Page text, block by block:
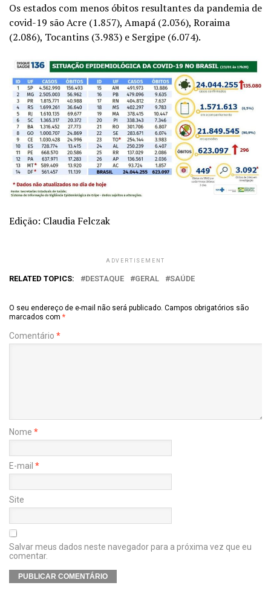
Os estados com menos óbitos resultantes da pandemia de
covid-19 são Acre (1.857), Amapá (2.036), Roraima
(2.086), Tocantins (3.983) e Sergipe (6.074).
Edição: Claudia Felczak
ADVERTISEMENT
RELATED TOPICS: DESTAQUE GERAL SAÚDE
O seu endereço de e-mail não será publicado. Campos obrigatórios são
marcados com *
Comentário *
Nome *
E-mail *
Site
Salvar meus dados neste navegador para a próxima vez que eu
comentar.